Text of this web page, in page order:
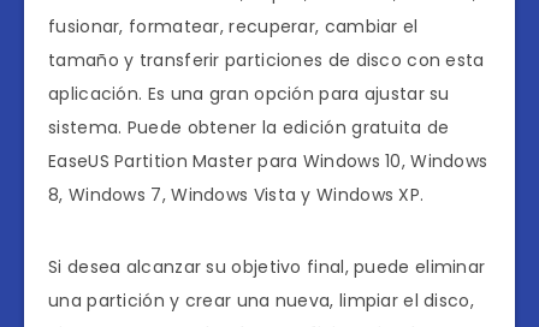
fusionar, formatear, recuperar, cambiar el
tamaño y transferir particiones de disco con esta
aplicación. Es una gran opción para ajustar su
sistema. Puede obtener la edición gratuita de
EaseUS Partition Master para Windows 10, Windows
8, Windows 7, Windows Vista y Windows XP.
Si desea alcanzar su objetivo final, puede eliminar
una partición y crear una nueva, limpiar el disco,